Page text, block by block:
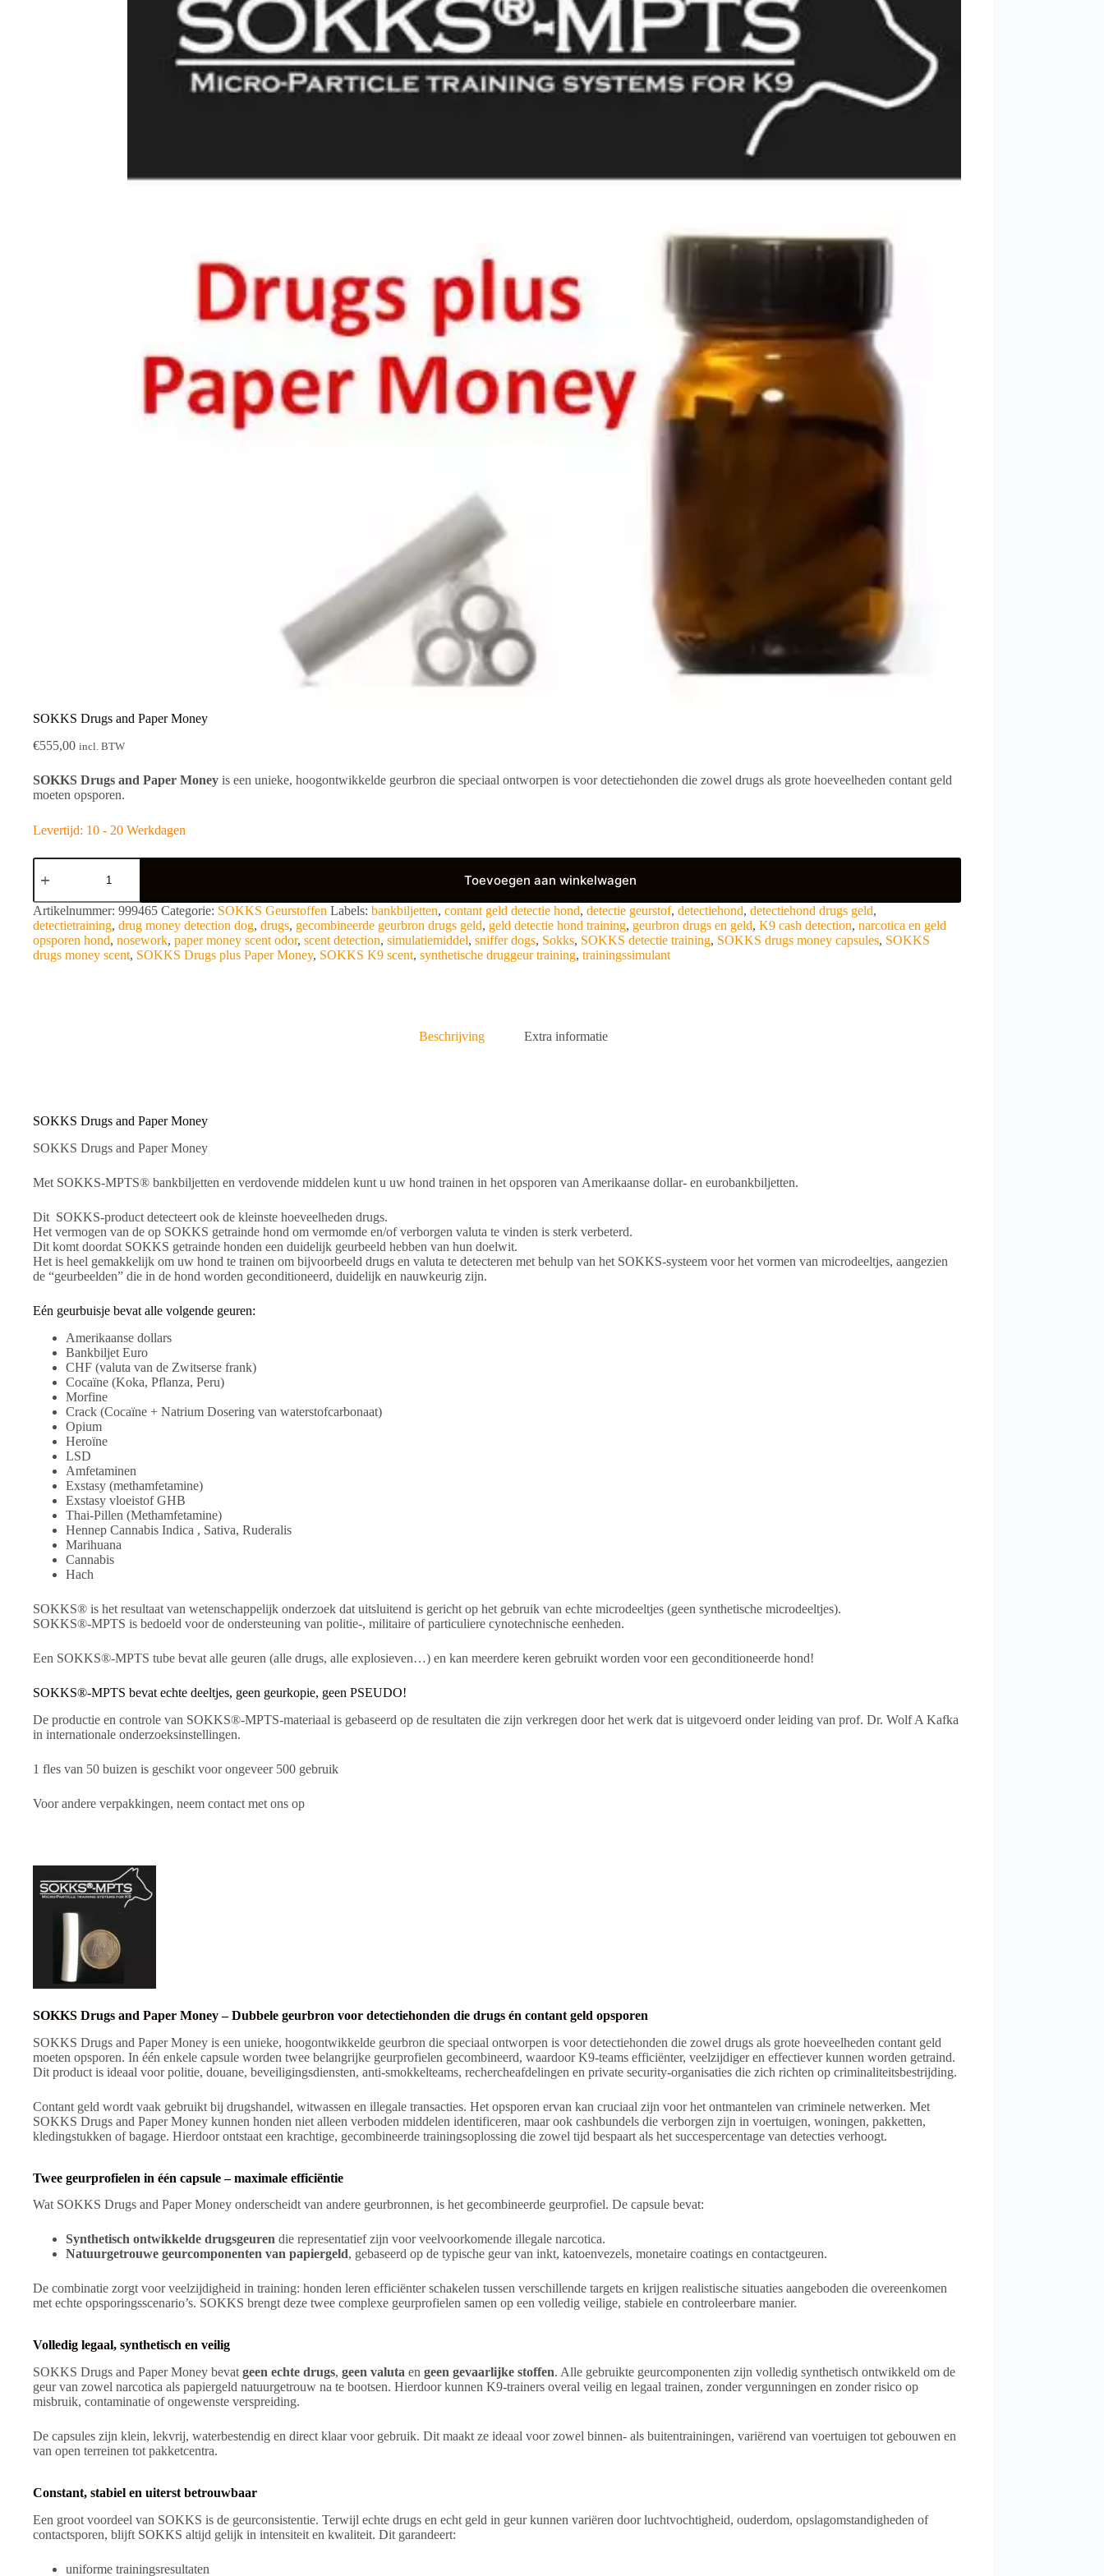
SOKKS Drugs and Paper Money
€555,00 incl. BTW
SOKKS Drugs and Paper Money is een unieke, hoogontwikkelde geurbron die speciaal ontworpen is voor detectiehonden die zowel drugs als grote hoeveelheden contant geld
moeten opsporen.
Levertijd: 10 - 20 Werkdagen
SOKKS
Drugs
Paper
Money
aantal
Toevoegen aan winkelwagen
A
l
t
e
Artikelnummer: 999465 Categorie: SOKKS Geurstoffen Labels: bankbiljetten, contant geld detectie hond, detectie geurstof, detectiehond, detectiehond drugs geld,
detectietraining, drug money detection dog, drugs, gecombineerde geurbron drugs geld, geld detectie hond training, geurbron drugs en geld, K9 cash detection, narcotica en geld
opsporen hond, nosework, paper money scent odor, scent detection, simulatiemiddel, sniffer dogs, Sokks, SOKKS detectie training, SOKKS drugs money capsules, SOKKS
drugs money scent, SOKKS Drugs plus Paper Money, SOKKS K9 scent, synthetische druggeur training, trainingssimulant
Beschrijving Extra informatie
SOKKS Drugs and Paper Money
SOKKS Drugs and Paper Money
Met SOKKS-MPTS® bankbiljetten en verdovende middelen kunt u uw hond trainen in het opsporen van Amerikaanse dollar- en eurobankbiljetten.
Dit SOKKS-product detecteert ook de kleinste hoeveelheden drugs.
Het vermogen van de op SOKKS getrainde hond om vermomde en/of verborgen valuta te vinden is sterk verbeterd.
Dit komt doordat SOKKS getrainde honden een duidelijk geurbeeld hebben van hun doelwit.
Het is heel gemakkelijk om uw hond te trainen om bijvoorbeeld drugs en valuta te detecteren met behulp van het SOKKS-systeem voor het vormen van microdeeltjes, aangezien
de “geurbeelden” die in de hond worden geconditioneerd, duidelijk en nauwkeurig zijn.
Eén geurbuisje bevat alle volgende geuren:
Amerikaanse dollars
Bankbiljet Euro
CHF (valuta van de Zwitserse frank)
Cocaïne (Koka, Pflanza, Peru)
Morfine
Crack (Cocaïne + Natrium Dosering van waterstofcarbonaat)
Opium
Heroïne
LSD
Amfetaminen
Exstasy (methamfetamine)
Exstasy vloeistof GHB
Thai-Pillen (Methamfetamine)
Hennep Cannabis Indica , Sativa, Ruderalis
Marihuana
Cannabis
Hach
SOKKS® is het resultaat van wetenschappelijk onderzoek dat uitsluitend is gericht op het gebruik van echte microdeeltjes (geen synthetische microdeeltjes).
SOKKS®-MPTS is bedoeld voor de ondersteuning van politie-, militaire of particuliere cynotechnische eenheden.
Een SOKKS®-MPTS tube bevat alle geuren (alle drugs, alle explosieven…) en kan meerdere keren gebruikt worden voor een geconditioneerde hond!
SOKKS®-MPTS bevat echte deeltjes, geen geurkopie, geen PSEUDO!
De productie en controle van SOKKS®-MPTS-materiaal is gebaseerd op de resultaten die zijn verkregen door het werk dat is uitgevoerd onder leiding van prof. Dr. Wolf A Kafka
in internationale onderzoeksinstellingen.
1 fles van 50 buizen is geschikt voor ongeveer 500 gebruik
Voor andere verpakkingen, neem contact met ons op
SOKKS Drugs and Paper Money – Dubbele geurbron voor detectiehonden die drugs én contant geld opsporen
SOKKS Drugs and Paper Money is een unieke, hoogontwikkelde geurbron die speciaal ontworpen is voor detectiehonden die zowel drugs als grote hoeveelheden contant geld
moeten opsporen. In één enkele capsule worden twee belangrijke geurprofielen gecombineerd, waardoor K9-teams efficiënter, veelzijdiger en effectiever kunnen worden getraind.
Dit product is ideaal voor politie, douane, beveiligingsdiensten, anti-smokkelteams, rechercheafdelingen en private security-organisaties die zich richten op criminaliteitsbestrijding.
Contant geld wordt vaak gebruikt bij drugshandel, witwassen en illegale transacties. Het opsporen ervan kan cruciaal zijn voor het ontmantelen van criminele netwerken. Met
SOKKS Drugs and Paper Money kunnen honden niet alleen verboden middelen identificeren, maar ook cashbundels die verborgen zijn in voertuigen, woningen, pakketten,
kledingstukken of bagage. Hierdoor ontstaat een krachtige, gecombineerde trainingsoplossing die zowel tijd bespaart als het succespercentage van detecties verhoogt.
Twee geurprofielen in één capsule – maximale efficiëntie
Wat SOKKS Drugs and Paper Money onderscheidt van andere geurbronnen, is het gecombineerde geurprofiel. De capsule bevat:
Synthetisch ontwikkelde drugsgeuren die representatief zijn voor veelvoorkomende illegale narcotica.
Natuurgetrouwe geurcomponenten van papiergeld, gebaseerd op de typische geur van inkt, katoenvezels, monetaire coatings en contactgeuren.
De combinatie zorgt voor veelzijdigheid in training: honden leren efficiënter schakelen tussen verschillende targets en krijgen realistische situaties aangeboden die overeenkomen
met echte opsporingsscenario’s. SOKKS brengt deze twee complexe geurprofielen samen op een volledig veilige, stabiele en controleerbare manier.
Volledig legaal, synthetisch en veilig
SOKKS Drugs and Paper Money bevat geen echte drugs, geen valuta en geen gevaarlijke stoffen. Alle gebruikte geurcomponenten zijn volledig synthetisch ontwikkeld om de
geur van zowel narcotica als papiergeld natuurgetrouw na te bootsen. Hierdoor kunnen K9-trainers overal veilig en legaal trainen, zonder vergunningen en zonder risico op
misbruik, contaminatie of ongewenste verspreiding.
De capsules zijn klein, lekvrij, waterbestendig en direct klaar voor gebruik. Dit maakt ze ideaal voor zowel binnen- als buitentrainingen, variërend van voertuigen tot gebouwen en
van open terreinen tot pakketcentra.
Constant, stabiel en uiterst betrouwbaar
Een groot voordeel van SOKKS is de geurconsistentie. Terwijl echte drugs en echt geld in geur kunnen variëren door luchtvochtigheid, ouderdom, opslagomstandigheden of
contactsporen, blijft SOKKS altijd gelijk in intensiteit en kwaliteit. Dit garandeert:
uniforme trainingsresultaten